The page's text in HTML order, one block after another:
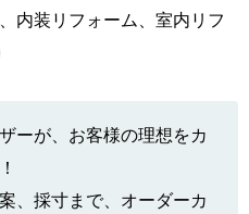
内装リフォーム、室内リフ
ーが、お客様の理想をカ
、採寸まで、オーダーカ